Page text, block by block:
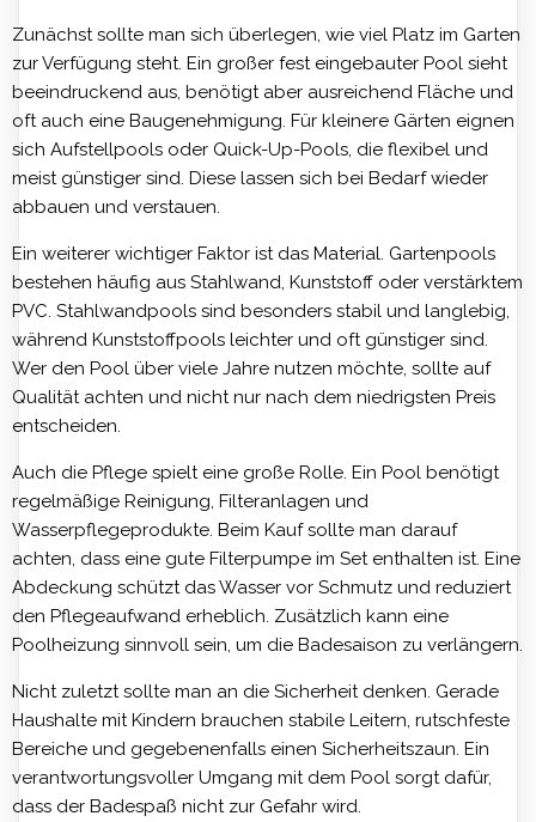
Zunächst sollte man sich überlegen, wie viel Platz im Garten
zur Verfügung steht. Ein großer fest eingebauter Pool sieht
beeindruckend aus, benötigt aber ausreichend Fläche und
oft auch eine Baugenehmigung. Für kleinere Gärten eignen
sich Aufstellpools oder Quick-Up-Pools, die flexibel und
meist günstiger sind. Diese lassen sich bei Bedarf wieder
abbauen und verstauen.
Ein weiterer wichtiger Faktor ist das Material. Gartenpools
bestehen häufig aus Stahlwand, Kunststoff oder verstärktem
PVC. Stahlwandpools sind besonders stabil und langlebig,
während Kunststoffpools leichter und oft günstiger sind.
Wer den Pool über viele Jahre nutzen möchte, sollte auf
Qualität achten und nicht nur nach dem niedrigsten Preis
entscheiden.
Auch die Pflege spielt eine große Rolle. Ein Pool benötigt
regelmäßige Reinigung, Filteranlagen und
Wasserpflegeprodukte. Beim Kauf sollte man darauf
achten, dass eine gute Filterpumpe im Set enthalten ist. Eine
Abdeckung schützt das Wasser vor Schmutz und reduziert
den Pflegeaufwand erheblich. Zusätzlich kann eine
Poolheizung sinnvoll sein, um die Badesaison zu verlängern.
Nicht zuletzt sollte man an die Sicherheit denken. Gerade
Haushalte mit Kindern brauchen stabile Leitern, rutschfeste
Bereiche und gegebenenfalls einen Sicherheitszaun. Ein
verantwortungsvoller Umgang mit dem Pool sorgt dafür,
dass der Badespaß nicht zur Gefahr wird.